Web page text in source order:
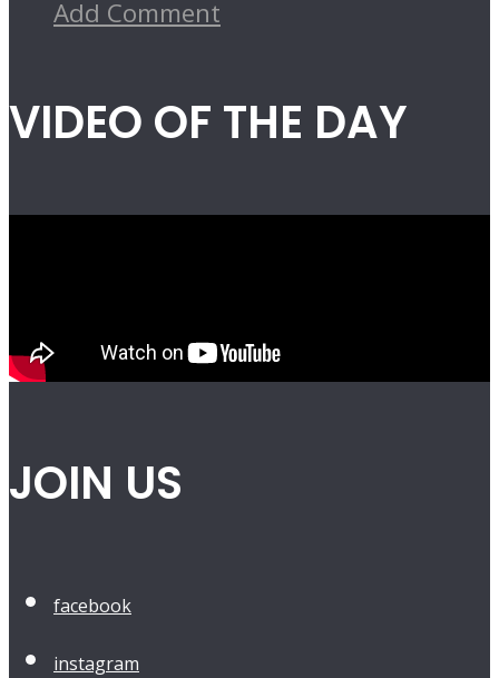
Add Comment
VIDEO OF THE DAY
JOIN US
facebook
instagram